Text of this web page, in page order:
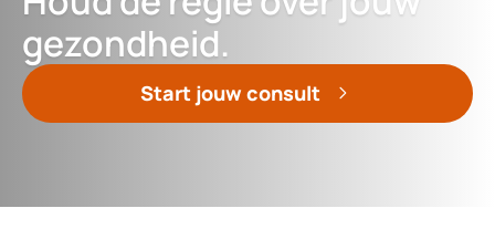
gezondheid.
Start jouw consult